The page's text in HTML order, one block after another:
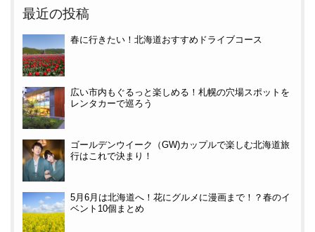
最近の投稿
春に行きたい！北海道おすすめドライブコース
広い市内もぐるっと楽しめる！札幌の穴場スポットを
レンタカーで巡ろう
ゴールデンウイーク（GW)カップルで楽しむ北海道旅
行はこれで決まり！
5月6月は北海道へ！花にグルメに漫画まで！？春のイ
ベント10個まとめ